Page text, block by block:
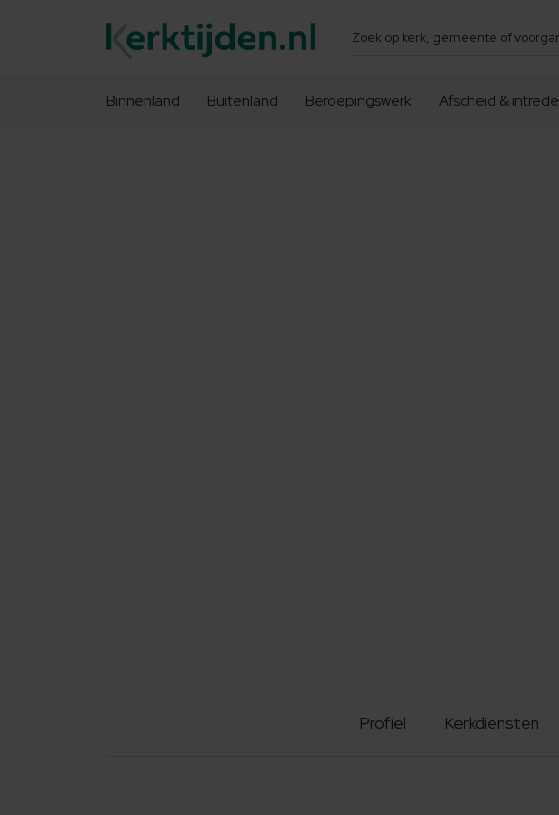
Zoeken
Binnenland Buitenland Beroepingswerk Afscheid & intrede
Profiel Kerkdiensten